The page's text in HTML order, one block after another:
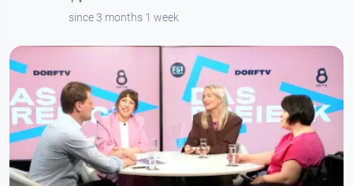
since 3 months 1 week